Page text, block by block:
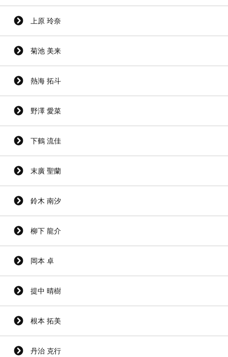
上原 玲奈
菊池 美来
熱海 拓斗
野澤 愛菜
下鶴 流佳
末廣 聖蘭
鈴木 南汐
柳下 龍介
岡本 卓
提中 晴樹
根本 拓美
丹治 克行